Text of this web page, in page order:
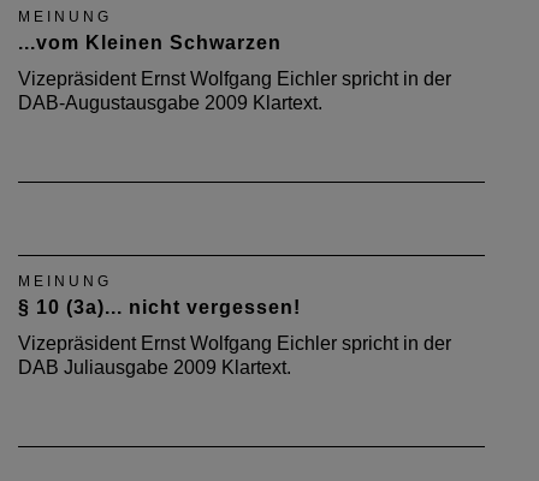
MEINUNG
...vom Kleinen Schwarzen
Vizepräsident Ernst Wolfgang Eichler spricht in der
DAB-Augustausgabe 2009 Klartext.
MEINUNG
§ 10 (3a)... nicht vergessen!
Vizepräsident Ernst Wolfgang Eichler spricht in der
DAB Juliausgabe 2009 Klartext.